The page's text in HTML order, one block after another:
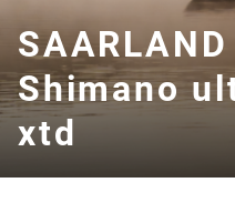
Shimano
xtd